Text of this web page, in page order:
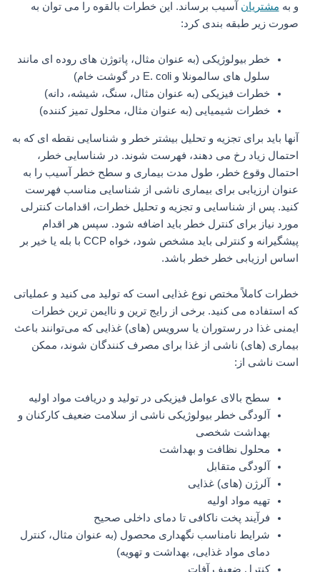
و بهمشتریانآسیب برساند. این خطرات بالقوه را می توان به
صورت زیر طبقه بندی کرد:
خطر بیولوژیکی (به عنوان مثال، پاتوژن های روده ای مانند
سلول های سالمونلا و E. coli در گوشت خام)
خطرات فیزیکی (به عنوان مثال، سنگ، شیشه، دانه)
خطرات شیمیایی (به عنوان مثال، محلول تمیز کننده)
آنها باید برای تجزیه و تحلیل بیشتر خطر و شناسایی نقطه ای که به
احتمال زیاد رخ می دهند، فهرست شوند. در شناسایی خطر،
احتمال وقوع خطر، طول مدت بیماری و سطح خطر آسیب را به
عنوان ارزیابی برای بیماری ناشی از شناسایی مناسب فهرست
کنید. پس از شناسایی و تجزیه و تحلیل خطرات، اقدامات کنترلی
مورد نیاز برای کنترل خطر باید اضافه شود. سپس هر اقدام
پیشگیرانه و کنترلی باید مشخص شود، خواه CCP با بله یا خیر بر
اساس ارزیابی خطر خطر باشد.
خطرات کاملاً مختص نوع غذایی است که تولید می کنید و عملیاتی
که استفاده می کنید. برخی از رایج‌ ترین و ناایمن‌ ترین خطرات
ایمنی غذا در رستوران یا سرویس‌ (های) غذایی که می‌توانند باعث
بیماری (‌های) ناشی از غذا برای مصرف‌ کنندگان شوند، ممکن
است ناشی از:
سطح بالای عوامل فیزیکی در تولید و دریافت مواد اولیه
آلودگی خطر بیولوژیکی ناشی از سلامت ضعیف کارکنان و
بهداشت شخصی
محلول نظافت و بهداشت
آلودگی متقابل
آلرژن (های) غذایی
تهیه مواد اولیه
فرآیند پخت ناکافی تا دمای داخلی صحیح
شرایط نامناسب نگهداری محصول (به عنوان مثال، کنترل
دمای مواد غذایی، بهداشت و تهویه)
کنترل ضعیف آفات